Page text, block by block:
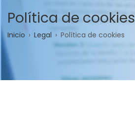
Política de cookies
Sobrescribir
enlaces
de
Inicio Legal Política de cookies